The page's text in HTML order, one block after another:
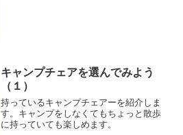
キャンプチェアを選んでみよう
（１）
持っているキャンプチェアーを紹介しま
す。キャンプをしなくてもちょっと散歩
に持っていても楽しめます。